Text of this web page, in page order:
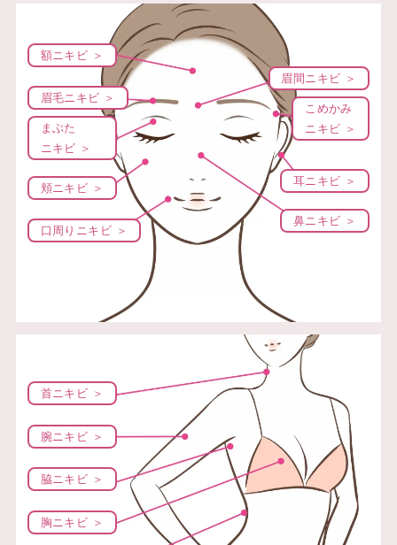
額ニキビ ＞
眉毛ニキビ ＞
まぶた
ニキビ ＞
口周りニキビ ＞
頬ニキビ ＞
眉間ニキビ ＞
こめかみ
ニキビ ＞
耳ニキビ ＞
鼻ニキビ ＞
首ニキビ ＞
腕ニキビ ＞
脇ニキビ ＞
胸ニキビ ＞